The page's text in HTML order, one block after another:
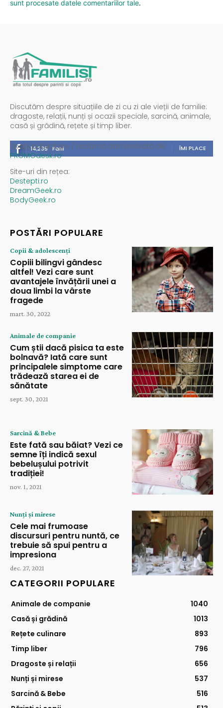
sunt procesate datele comentariilor tale.
Discutăm despre situațiile de zi cu zi ale vieții de familie:
dragoste, relații, nunți și ocazii speciale, sarcină, animale,
casă și grădină, rețete și timp liber.
14,235 Fani ÎMI PLACE
Spații publicitare / reclamă administrată de
PROMOdesk.ro
Site-uri din rețea:
Destepti.ro
DreamGeek.ro
BodyGeek.ro
POSTĂRI POPULARE
Copii & adolescenți
Copiii bilingvi gândesc
altfel! Vezi care sunt
avantajele învățării unei a
doua limbi la vârste
fragede
mart. 30, 2022
Animale de companie
Cum știi dacă pisica ta este
bolnavă? Iată care sunt
principalele simptome care
trădează starea ei de
sănătate
sept. 30, 2021
Sarcină & Bebe
Este fată sau băiat? Vezi ce
semne îți indică sexul
bebelușului potrivit
tradiției!
nov. 1, 2021
Nunți și mirese
Cele mai frumoase
discursuri pentru nuntă, ce
trebuie să spui pentru a
impresiona
dec. 27, 2021
CATEGORII POPULARE
Animale de companie
1040
Casă și grădină
1013
Rețete culinare
893
Timp liber
796
Dragoste și relații
656
Nunți și mirese
537
Sarcină & Bebe
516